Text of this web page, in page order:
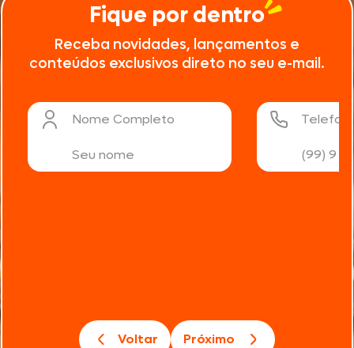
Fique por dentro
Receba novidades, lançamentos e
conteúdos exclusivos direto no seu e-mail.
Nome Completo
Voltar Próximo